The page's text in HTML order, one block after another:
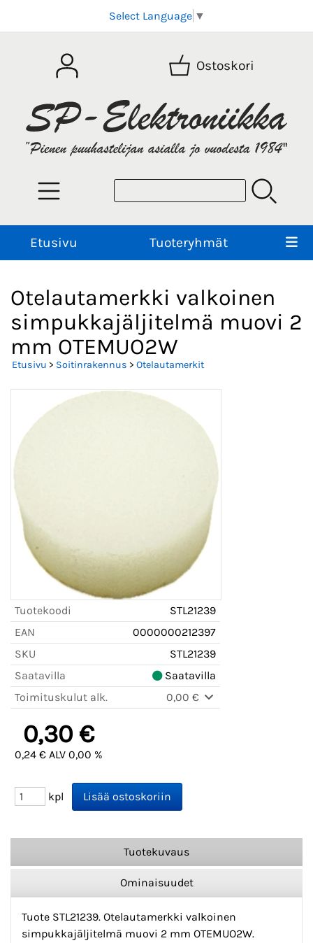
Select Language ▼
Ostoskori
Etusivu Tuoteryhmät
Otelautamerkki valkoinen
simpukkajäljitelmä muovi 2
mm OTEMUO2W
Etusivu > Soitinrakennus > Otelautamerkit
Tuotekoodi
STL21239
EAN
0000000212397
SKU
STL21239
Saatavilla
Saatavilla
Toimituskulut alk.
0,00 €
0,30 €
0,24 € ALV 0,00 %
kpl
Tuotekuvaus
Ominaisuudet
Tuote STL21239. Otelautamerkki valkoinen
simpukkajäljitelmä muovi 2 mm OTEMUO2W.